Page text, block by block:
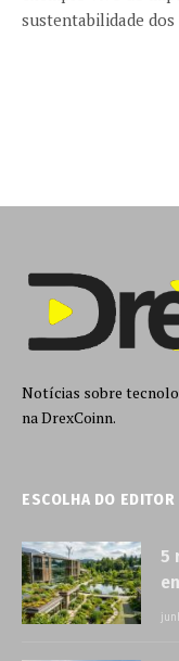
sustentabilidade
Notícias sobre
na DrexCoinn.
ESCOLHA DO EDITOR
5